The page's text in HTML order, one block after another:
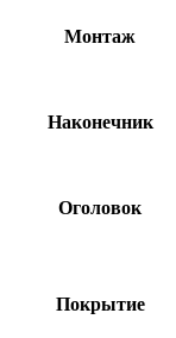
Монтаж
Наконечник
Оголовок
Покрытие